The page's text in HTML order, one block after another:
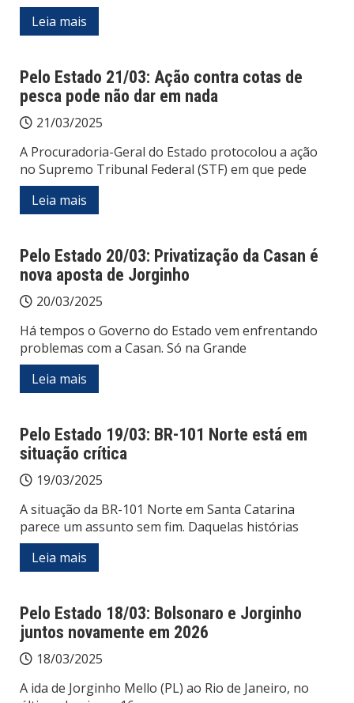
Leia mais
Pelo Estado 21/03: Ação contra cotas de
pesca pode não dar em nada
21/03/2025
A Procuradoria-Geral do Estado protocolou a ação
no Supremo Tribunal Federal (STF) em que pede
Leia mais
Pelo Estado 20/03: Privatização da Casan é
nova aposta de Jorginho
20/03/2025
Há tempos o Governo do Estado vem enfrentando
problemas com a Casan. Só na Grande
Leia mais
Pelo Estado 19/03: BR-101 Norte está em
situação crítica
19/03/2025
A situação da BR-101 Norte em Santa Catarina
parece um assunto sem fim. Daquelas histórias
Leia mais
Pelo Estado 18/03: Bolsonaro e Jorginho
juntos novamente em 2026
18/03/2025
A ida de Jorginho Mello (PL) ao Rio de Janeiro, no